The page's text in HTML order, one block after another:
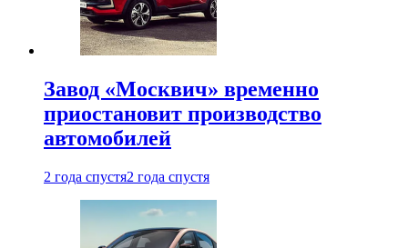
Завод «Москвич» временно
приостановит производство
автомобилей
2 года спустя2 года спустя